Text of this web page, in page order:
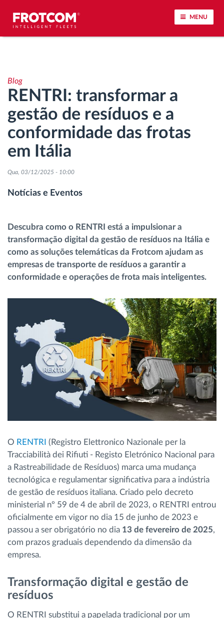
MENU
Análise do estilo de condução
Monitorização dos tempos de condução
Gestão de tarefas
Gestão de Combustível
Planeamento e monitorização de rotas
Ver todas as funcionalidades
Como resolvemos cada necessidade da
atividade da frota
Calculadora de Benefícios
Blog
RENTRI: transformar a
gestão de resíduos e a
conformidade das frotas
em Itália
Qua, 03/12/2025 - 10:00
Notícias e Eventos
Descubra como o RENTRI está a impulsionar a
transformação digital da gestão de resíduos na Itália e
como as soluções telemáticas da Frotcom ajudam as
empresas de transporte de resíduos a garantir a
conformidade e operações de frota mais inteligentes.
O RENTRI (Registro Elettronico Nazionale per la
Tracciabilità dei Rifiuti - Registo Eletrónico Nacional para
a Rastreabilidade de Resíduos) marca uma mudança
tecnológica e regulamentar significativa para a indústria
de gestão de resíduos italiana. Criado pelo decreto
ministerial nº 59 de 4 de abril de 2023, o RENTRI entrou
oficialmente em vigor no dia 15 de junho de 2023 e
passou a ser obrigatório no dia 13 de fevereiro de 2025,
com prazos graduais dependendo da dimensão da
empresa.
Transformação digital e gestão de
resíduos
O RENTRI substitui a papelada tradicional por um